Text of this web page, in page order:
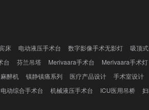
床 电动液压手术台 数字影像手术无影灯 吸顶
台 芬兰吊塔 Merivaara手术台 Merivaara手术灯
麻醉机 镇静镇痛系列 医疗产品设计 手术室设计
电动综合手术台 机械液压手术台 ICU医用吊桥